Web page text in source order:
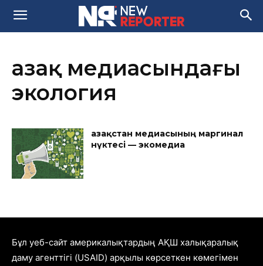
Қазақ медиасындағы
экология
Қазақстан медиасының маргинал
нүктесі — экомедиа
Бұл уеб-сайт америкалықтардың АҚШ халықаралық
даму агенттігі (USAID) арқылы көрсеткен көмегімен